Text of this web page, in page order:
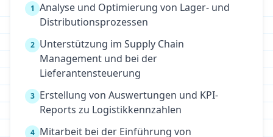
1 Analyse und Optimierung von Lager- und
Distributionsprozessen
2 Unterstützung im Supply Chain
Management und bei der
Lieferantensteuerung
3 Erstellung von Auswertungen und KPI-
Reports zu Logistikkennzahlen
4 Mitarbeit bei der Einführung von